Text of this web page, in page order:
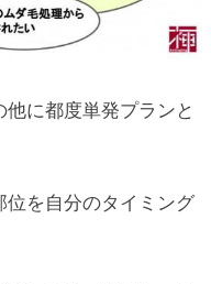
に都度単発プランと
位を自分のタイミング